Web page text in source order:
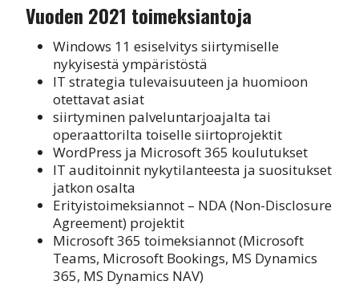
Vuoden 2021 toimeksiantoja
Windows 11 esiselvitys siirtymiselle
nykyisestä ympäristöstä
IT strategia tulevaisuuteen ja huomioon
otettavat asiat
siirtyminen palveluntarjoajalta tai
operaattorilta toiselle siirtoprojektit
WordPress ja Microsoft 365 koulutukset
IT auditoinnit nykytilanteesta ja suositukset
jatkon osalta
Erityistoimeksiannot – NDA (Non-Disclosure
Agreement) projektit
Microsoft 365 toimeksiannot (Microsoft
Teams, Microsoft Bookings, MS Dynamics
365, MS Dynamics NAV)